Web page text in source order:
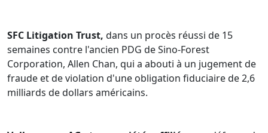
SFC Litigation Trust, dans un procès réussi de 15
semaines contre l'ancien PDG de Sino-Forest
Corporation, Allen Chan, qui a abouti à un jugement de
fraude et de violation d'une obligation fiduciaire de 2,6
milliards de dollars américains.